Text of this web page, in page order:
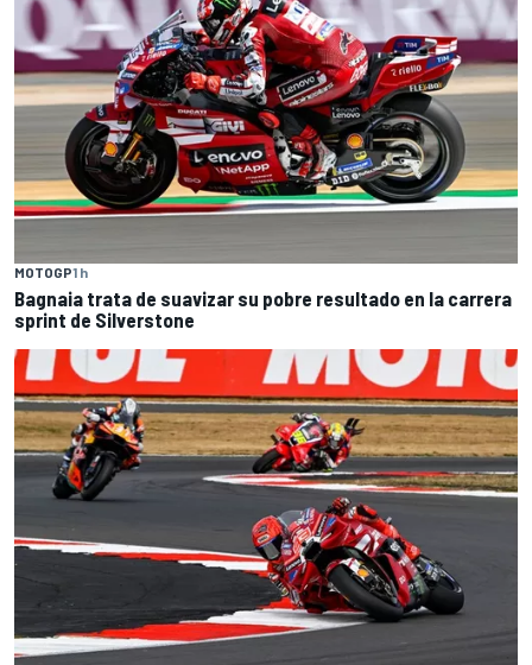
MOTOGP1 h
Bagnaia trata de suavizar su pobre resultado en la carrera
sprint de Silverstone